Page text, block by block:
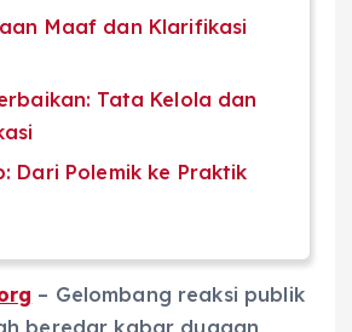
Maaf dan Klarifikasi
Tata Kelola dan
Dari Polemik ke Praktik
– Gelombang reaksi publik
beredar kabar dugaan